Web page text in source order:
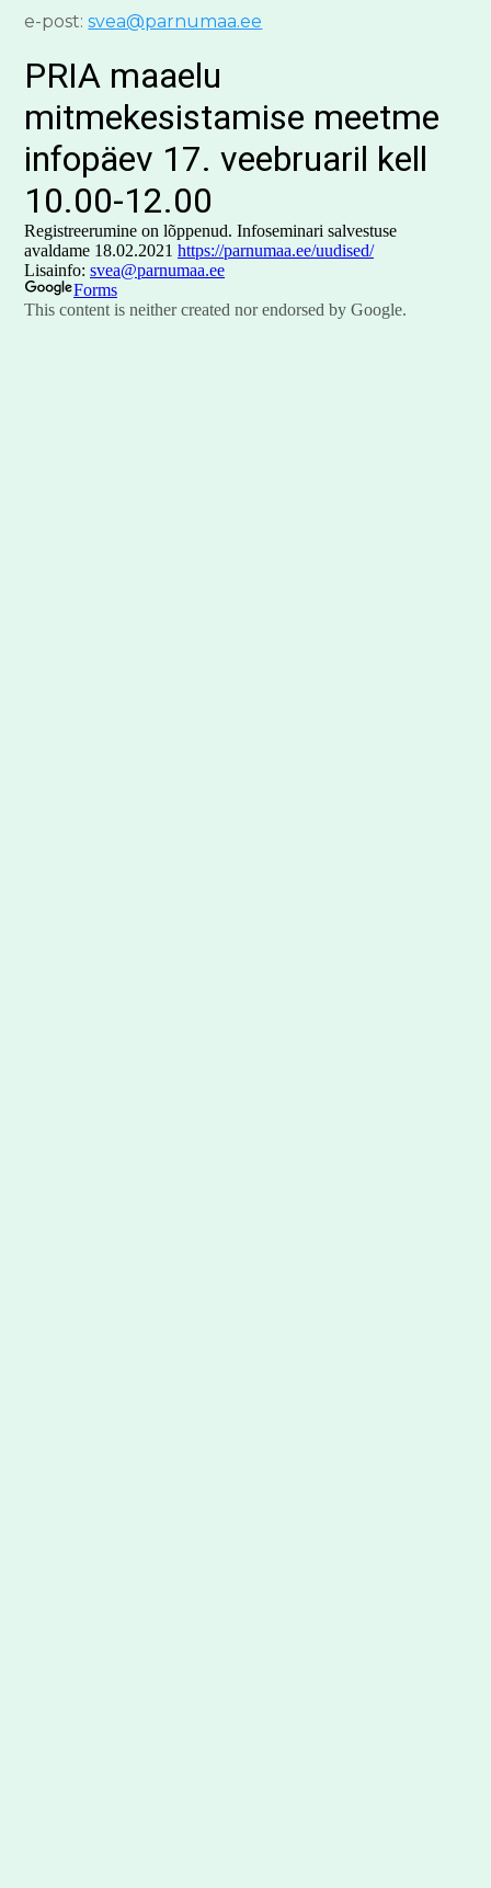
e-post:svea@parnumaa.ee